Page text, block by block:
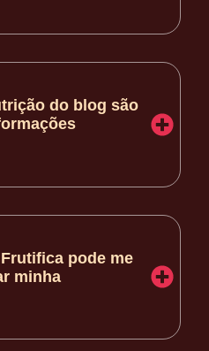
do blog são
pode me
minha